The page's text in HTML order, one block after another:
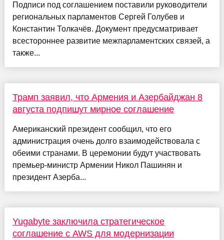
Подписи под соглашением поставили руководители
региональных парламентов Сергей Голубев и
Константин Толкачёв. Документ предусматривает
всестороннее развитие межпарламентских связей, а
также...
Трамп заявил, что Армения и Азербайджан 8
августа подпишут мирное соглашение
Американский президент сообщил, что его
администрация очень долго взаимодействовала с
обеими странами. В церемонии будут участвовать
премьер-министр Армении Никол Пашинян и
президент Азерба...
Yugabyte заключила стратегическое
соглашение с AWS для модернизации